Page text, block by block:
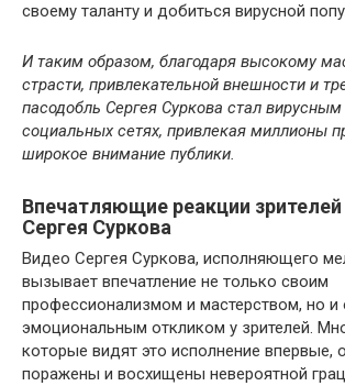
своему таланту и добиться вирусной
И таким образом, благодаря высокому
страсти, привлекательной внешности и
пасодобль Сергея Суркова стал
социальных сетях, привлекая миллионы
широкое внимание публики.
Впечатляющие реакции
Сергея Суркова
Видео Сергея Суркова, исполняющего
вызывает впечатление не только своим
профессионализмом и мастерством, но
эмоциональным откликом у зрителей.
которые видят это исполнение впервые,
поражены и восхищены невероятной